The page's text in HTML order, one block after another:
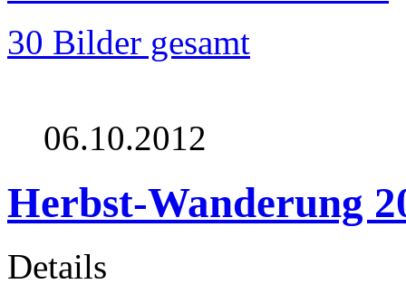
30 Bilder gesamt
06.10.2012
Herbst-Wanderung
Details